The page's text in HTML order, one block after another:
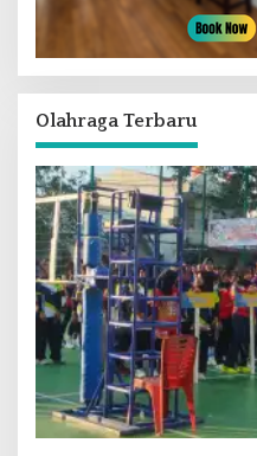
Olahraga Terbaru